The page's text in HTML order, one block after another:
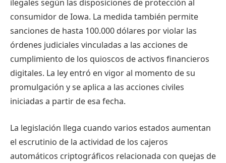
ilegales según las disposiciones de protección al
consumidor de Iowa. La medida también permite
sanciones de hasta 100.000 dólares por violar las
órdenes judiciales vinculadas a las acciones de
cumplimiento de los quioscos de activos financieros
digitales. La ley entró en vigor al momento de su
promulgación y se aplica a las acciones civiles
iniciadas a partir de esa fecha.
La legislación llega cuando varios estados aumentan
el escrutinio de la actividad de los cajeros
automáticos criptográficos relacionada con quejas de